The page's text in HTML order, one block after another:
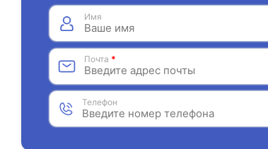
Имя
Почта *
Телефон